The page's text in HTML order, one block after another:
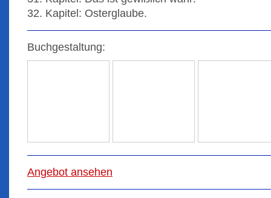
32. Kapitel: Osterglaube.
Buchgestaltung:
Angebot ansehen